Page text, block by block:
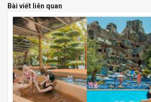
Bài viết liên quan